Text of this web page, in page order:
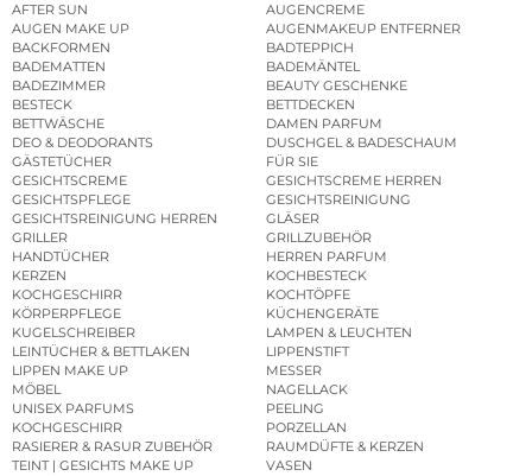
AFTER SUN
AUGENCREME
AUGEN MAKE UP
AUGENMAKEUP ENTFERNER
BACKFORMEN
BADTEPPICH
BADEMATTEN
BADEMÄNTEL
BADEZIMMER
BEAUTY GESCHENKE
BESTECK
BETTDECKEN
BETTWÄSCHE
DAMEN PARFUM
DEO & DEODORANTS
DUSCHGEL & BADESCHAUM
GÄSTETÜCHER
FÜR SIE
GESICHTSCREME
GESICHTSCREME HERREN
GESICHTSPFLEGE
GESICHTSREINIGUNG
GESICHTSREINIGUNG HERREN
GLÄSER
GRILLER
GRILLZUBEHÖR
HANDTÜCHER
HERREN PARFUM
KERZEN
KOCHBESTECK
KOCHGESCHIRR
KOCHTÖPFE
KÖRPERPFLEGE
KÜCHENGERÄTE
KUGELSCHREIBER
LAMPEN & LEUCHTEN
LEINTÜCHER & BETTLAKEN
LIPPENSTIFT
LIPPEN MAKE UP
MESSER
MÖBEL
NAGELLACK
UNISEX PARFUMS
PEELING
KOCHGESCHIRR
PORZELLAN
RASIERER & RASUR ZUBEHÖR
RAUMDÜFTE & KERZEN
TEINT | GESICHTS MAKE UP
VASEN